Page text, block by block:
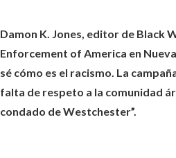
Damon K. Jones, editor de Black
Enforcement of America en
sé cómo es el racismo. La
falta de respeto a la comunidad
condado de Westchester”.